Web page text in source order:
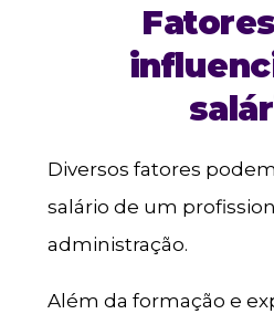
Diversos fatores
salário de um
administração.
Além da formação e